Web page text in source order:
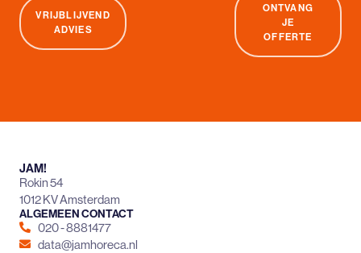
VRIJBLIJVEND
ADVIES
ONTVANG
JE
OFFERTE
JAM!
Rokin 54
1012 KV Amsterdam
ALGEMEEN CONTACT
020 - 8881477
data@jamhoreca.nl